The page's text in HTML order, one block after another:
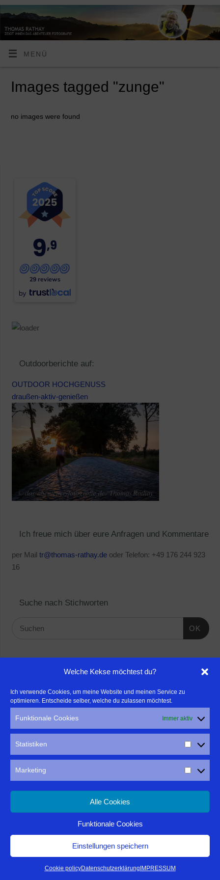
Welche Kekse möchtest du?
Ich verwende Cookies, um meine Website und meinen Service zu
optimieren. Entscheide selber, welche du zulassen möchtest.
Funktionale Cookies Immer aktiv
Statistiken
Marketing
Alle Cookies
Funktionale Cookies
Einstellungen speichern
Cookie policyDatenschutzerklärung IMPRESSUM
MENÜ
Images tagged "zunge"
no images were found
9,9
29 reviews
by
Outdoorberichte auf:
OUTDOOR HOCHGENUSS
draußen-aktiv-genießen
Ich freue mich über eure Anfragen und Kommentare
per Mail tr@thomas-rathay.deoder Telefon: +49 176 244 923
16
Suche nach Stichworten
OK
- Für professionelle Fotografen, die ihre Stärken mehr in den
Fokus rücken wollen, empfehle ich eine Beratung durch Frau
Dr. Martina Mettner
IMPRESSUM DATENSCHUTZ
Thomas Rathay| Präsentiert vonMantra&WordPress.